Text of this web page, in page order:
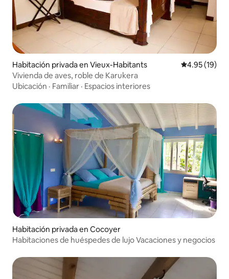
Habitación privada en Vieux-Habitants Calificación
4.95 (19)
Vivienda de aves, roble de Karukera
Ubicación · Familiar · Espacios interiores
Habitación privada en Cocoyer
Habitaciones de huéspedes de lujo Vacaciones y negocios